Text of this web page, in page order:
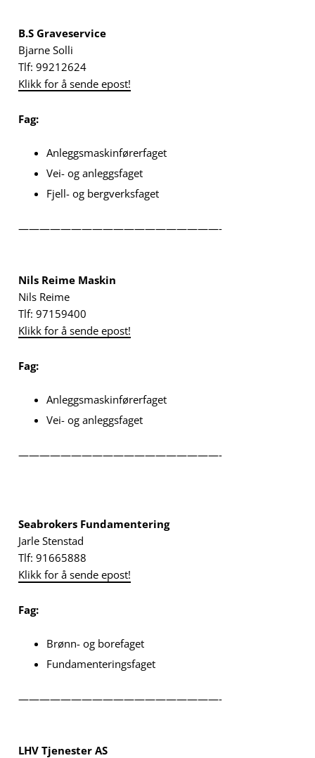
B.S Graveservice
Bjarne Solli
Tlf: 99212624
Klikk for å sende epost!
Fag:
Anleggsmaskinførerfaget
Vei- og anleggsfaget
Fjell- og bergverksfaget
———————————————————-
Nils Reime Maskin
Nils Reime
Tlf: 97159400
Klikk for å sende epost!
Fag:
Anleggsmaskinførerfaget
Vei- og anleggsfaget
———————————————————-
Seabrokers Fundamentering
Jarle Stenstad
Tlf: 91665888
Klikk for å sende epost!
Fag:
Brønn- og borefaget
Fundamenteringsfaget
———————————————————-
LHV Tjenester AS